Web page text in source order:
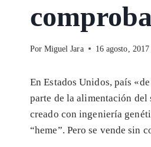
Por Miguel Jara 16 agosto, 2017
En Estados Unidos, país
parte de la alimentación del
creado con ingeniería
“heme”. Pero se vende sin